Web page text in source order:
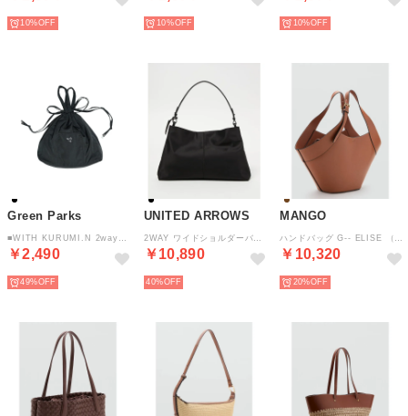
10% 10% 10%
Green Parks
￥2,490
49%
UNITED ARROWS
￥10,890
40%
MANGO
￥10,320
20%